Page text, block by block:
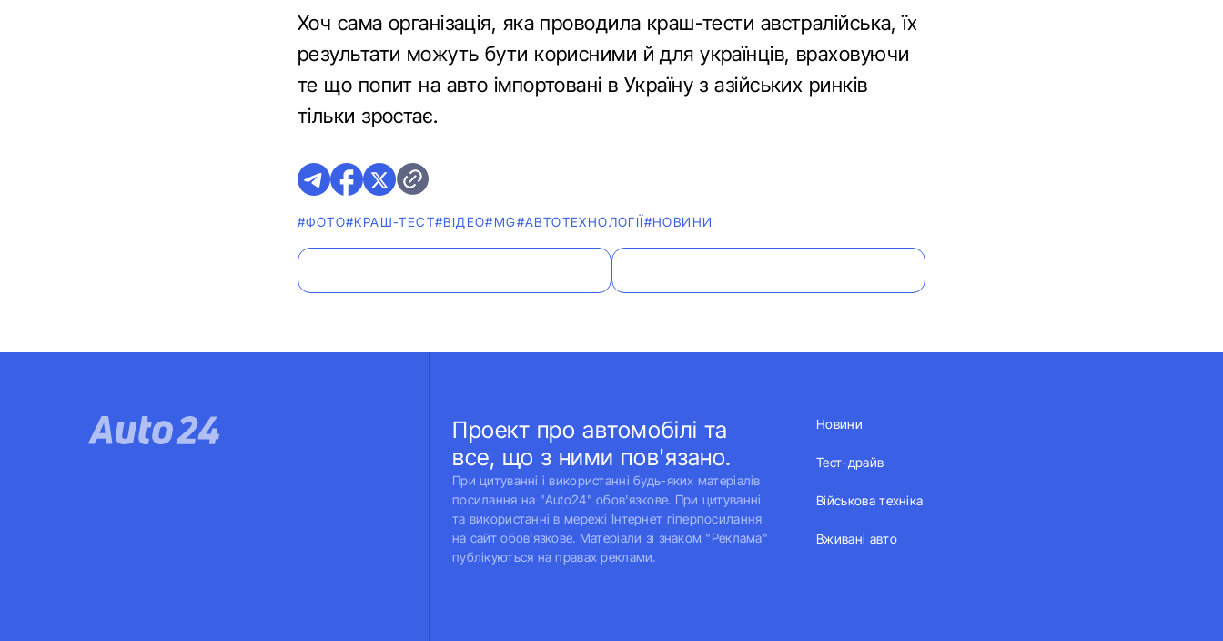
Хоч сама організація, яка проводила краш-тести австралійська, їх
результати можуть бути корисними й для українців, враховуючи
те що попит на авто імпортовані в Україну з азійських ринків
тільки зростає.
#ФОТО#КРАШ-ТЕСТ#ВІДЕО#MG#АВТОТЕХНОЛОГІЇ#НОВИНИ
Проект про автомобілі та
все, що з ними пов'язано.
При цитуванні і використанні будь-яких матеріалів
посилання на "Auto24" обов'язкове. При цитуванні
та використанні в мережі Інтернет гіперпосилання
на сайт обов'язкове. Матеріали зі знаком "Реклама"
публікуються на правах реклами.
Новини
Тест-драйв
Військова техніка
Вживані авто